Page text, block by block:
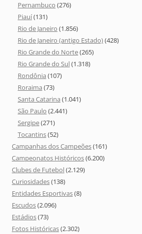
Pernambuco (276)
Piauí(131)
Rio de Janeiro (1.856)
Rio de Janeiro (antigo Estado)(428)
Rio Grande do Norte(265)
Rio Grande do Sul(1.318)
Rondônia (107)
Roraima (73)
Santa Catarina (1.041)
São Paulo (2.441)
Sergipe(271)
Tocantins(52)
Campanhas dos Campeões(161)
Campeonatos Históricos(6.200)
Clubes de Futebol(2.129)
Curiosidades(138)
Entidades Esportivas(8)
Escudos(2.096)
Estádios(73)
Fotos Históricas(2.302)